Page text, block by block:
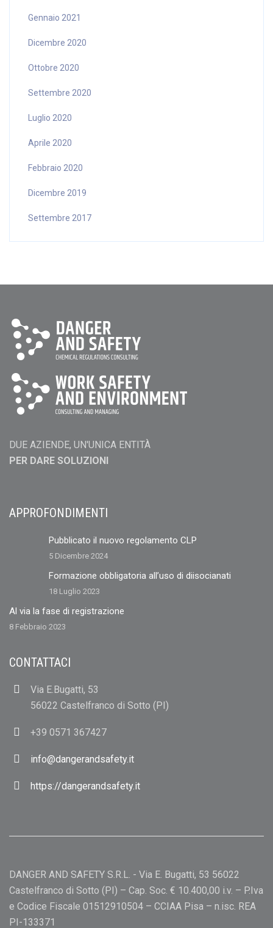
Gennaio 2021
Dicembre 2020
Ottobre 2020
Settembre 2020
Luglio 2020
Aprile 2020
Febbraio 2020
Dicembre 2019
Settembre 2017
DUE AZIENDE, UN'UNICA ENTITÀ
PER DARE SOLUZIONI
APPROFONDIMENTI
Pubblicato il nuovo regolamento CLP
5 Dicembre 2024
Formazione obbligatoria all’uso di diisocianati
18 Luglio 2023
Al via la fase di registrazione
8 Febbraio 2023
CONTATTACI
Via E.Bugatti, 53
56022 Castelfranco di Sotto (PI)
+39 0571 367427
info@dangerandsafety.it
https://dangerandsafety.it
DANGER AND SAFETY S.R.L. - Via E. Bugatti, 53 56022
Castelfranco di Sotto (PI) – Cap. Soc. € 10.400,00 i.v. – P.Iva
e Codice Fiscale 01512910504 – CCIAA Pisa – n.isc. REA
PI-133371